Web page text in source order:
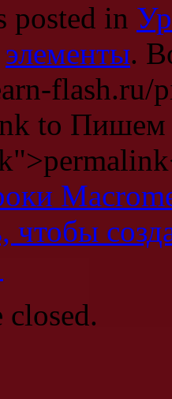
posted in
элементы.
flash.ru/
to Пишем
чтобы
closed.